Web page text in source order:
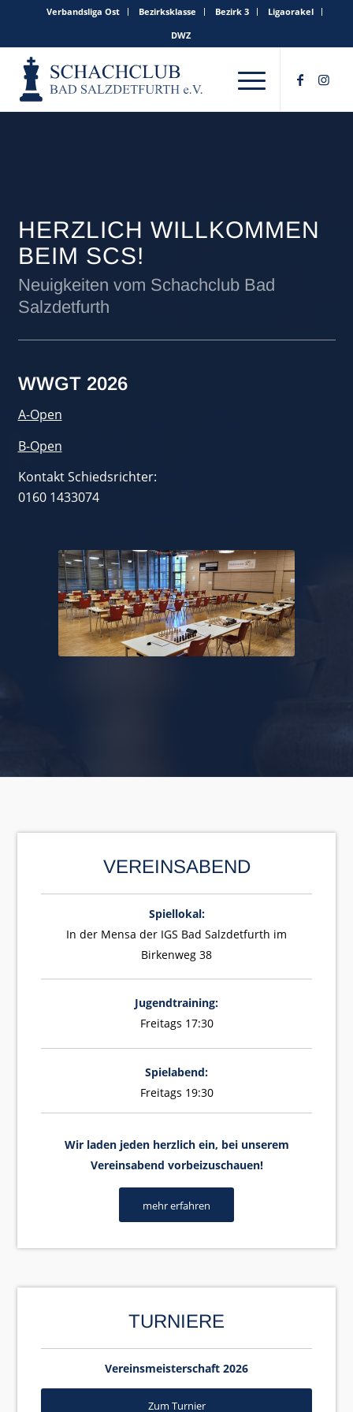
Verbandsliga Ost Bezirksklasse Bezirk 3
Ligaorakel
DWZ
HERZLICH WILLKOMMEN
BEIM SCS!
Neuigkeiten vom Schachclub Bad
Salzdetfurth
WWGT 2026
A-Open
B-Open
Kontakt Schiedsrichter:
0160 1433074
VEREINSABEND
Spiellokal:
In der Mensa der IGS Bad Salzdetfurth im
Birkenweg 38
Jugendtraining:
Freitags 17:30
Spielabend:
Freitags 19:30
Wir laden jeden herzlich ein, bei unserem
Vereinsabend vorbeizuschauen!
mehr erfahren
TURNIERE
Vereinsmeisterschaft 2026
Zum Turnier